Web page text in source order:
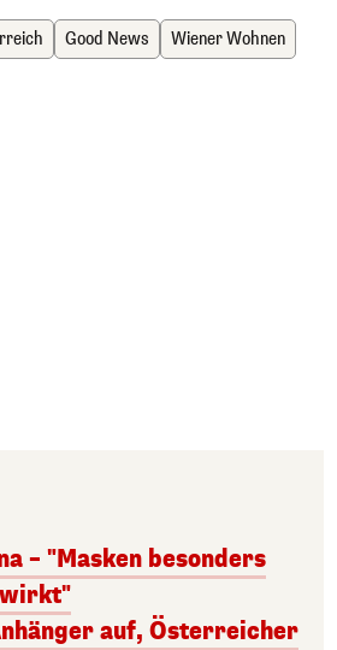
Good News
Wiener Wohnen
– "Masken besonders
auf, Österreicher